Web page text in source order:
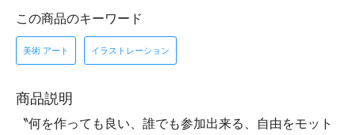
この商品のキーワード
美術 アート イラストレーション
商品説明
〝何を作っても良い、誰でも参加出来る、自由をモット